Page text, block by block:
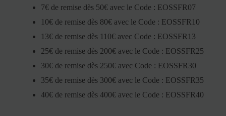
7€ de remise dès 50€ avec le Code : EOSSFR07
10€ de remise dès 80€ avec le Code : EOSSFR10
13€ de remise dès 110€ avec Code : EOSSFR13
25€ de remise dès 200€ avec le Code : EOSSFR25
30€ de remise dès 250€ avec Code : EOSSFR30
35€ de remise dès 300€ avec le Code : EOSSFR35
40€ de remise dès 400€ avec le Code : EOSSFR40